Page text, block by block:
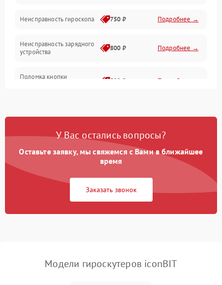
Неисправность гироскопа 750 ₽ Подробнее →
Неисправность зарядного
устройства
800 ₽ Подробнее →
Поломка кнопки
500 ₽ Подробнее →
наклона
зарядки
750 ₽
Повреждение проводов
500 ₽
У Вас остались вопросы?
Оставьте заявку, мы свяжемся с Вами в ближайшее
время
Заказать звонок
Модели гироскутеров iconBIT